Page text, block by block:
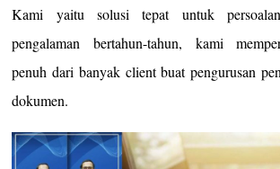
Kami yaitu solusi tepat untuk
pengalaman bertahun-tahun, kami
penuh dari banyak client buat pengurusan
dokumen.